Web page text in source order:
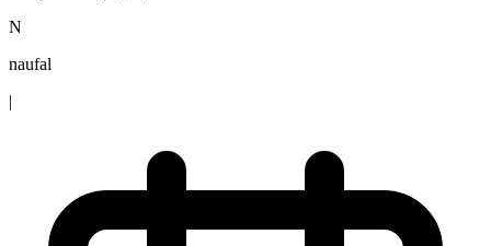
N
naufal
|